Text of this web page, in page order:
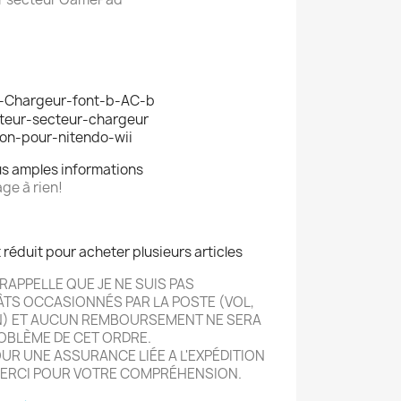
amples informations
à rien!
pour acheter plusieurs articles
QUE JE NE SUIS PAS
OCCASIONNÉS PAR LA POSTE (VOL,
ET AUCUN REMBOURSEMENT NE SERA
DE CET ORDRE.
UNE ASSURANCE LIÉE A L'EXPÉDITION
POUR VOTRE COMPRÉHENSION.